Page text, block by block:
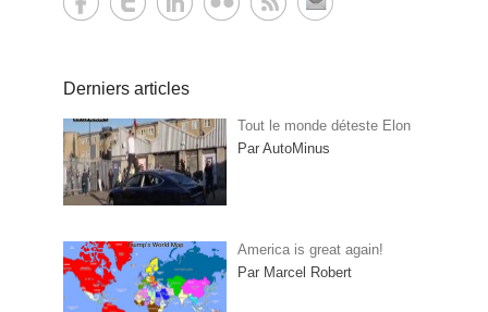
Derniers articles
Tout le monde déteste Elon
Par AutoMinus
America is great again!
Par Marcel Robert